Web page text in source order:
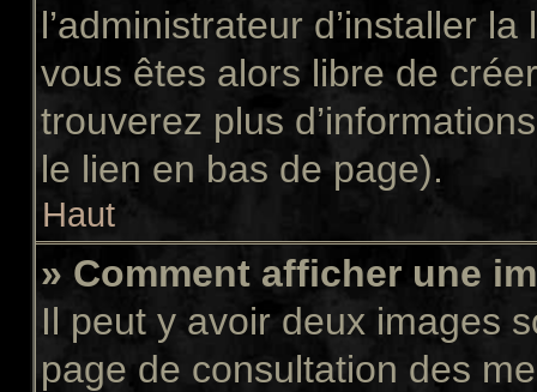
l’administrateur d’installer
vous êtes alors libre de
trouverez plus
le lien en bas de page).
Haut
» Comment afficher une
Il peut y avoir deux images
page de consultation des